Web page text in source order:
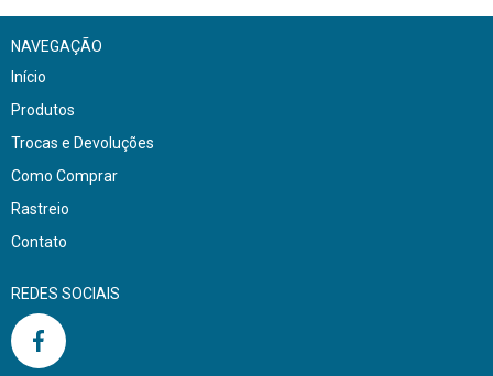
NAVEGAÇÃO
Início
Produtos
Trocas e Devoluções
Como Comprar
Rastreio
Contato
REDES SOCIAIS